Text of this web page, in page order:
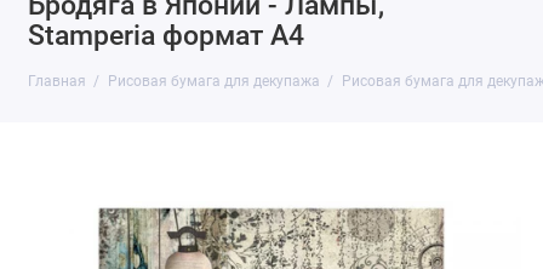
Stamperia формат А4
Главная Рисовая бумага для декупажа Рисовая бумага для